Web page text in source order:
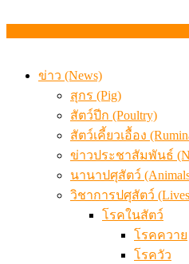
ข่าว (News)
สุกร (Pig)
สัตว์ปีก (Poultry)
สัตว์เคี้ยวเอื้อง
ข่าวประชาสัมพันธ์
นานาปศุสัตว์
วิชาการปศุสัตว์
โรคในสัตว์
โรคควาย
โรควัว